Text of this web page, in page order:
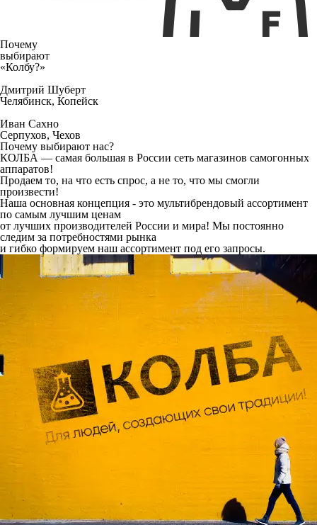
Почему
выбирают
«Колбу?»
Дмитрий Шуберт
Челябинск, Копейск
Иван Сахно
Серпухов, Чехов
Почему выбирают нас?
КОЛБА — самая большая в России сеть магазинов самогонных
аппаратов!
Продаем то, на что есть спрос, а не то, что мы смогли
произвести!
Наша основная концепция - это мультибрендовый ассортимент
по самым лучшим ценам
от лучших производителей России и мира! Мы постоянно
следим за потребностями рынка
и гибко формируем наш ассортимент под его запросы.